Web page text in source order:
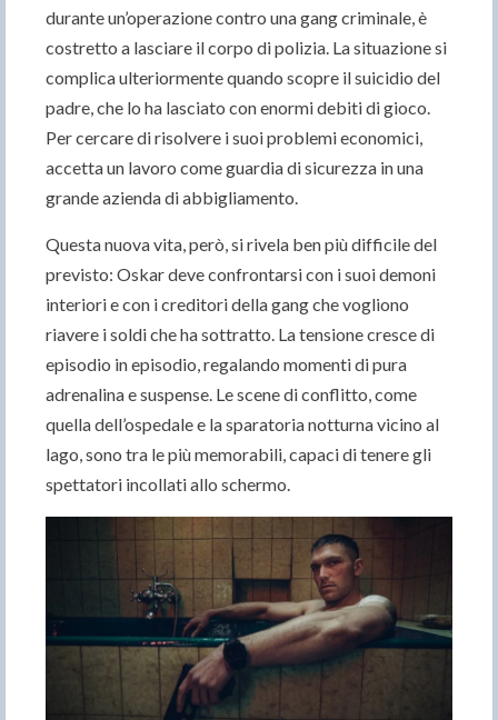
durante un’operazione contro una gang criminale, è
costretto a lasciare il corpo di polizia. La situazione si
complica ulteriormente quando scopre il suicidio del
padre, che lo ha lasciato con enormi debiti di gioco.
Per cercare di risolvere i suoi problemi economici,
accetta un lavoro come guardia di sicurezza in una
grande azienda di abbigliamento.
Questa nuova vita, però, si rivela ben più difficile del
previsto: Oskar deve confrontarsi con i suoi demoni
interiori e con i creditori della gang che vogliono
riavere i soldi che ha sottratto. La tensione cresce di
episodio in episodio, regalando momenti di pura
adrenalina e suspense. Le scene di conflitto, come
quella dell’ospedale e la sparatoria notturna vicino al
lago, sono tra le più memorabili, capaci di tenere gli
spettatori incollati allo schermo.